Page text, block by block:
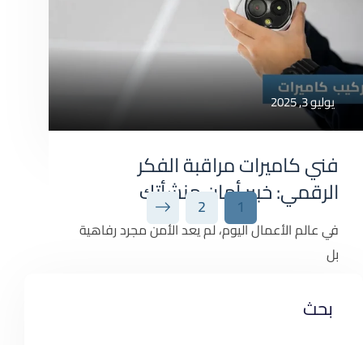
صيانة كاميرات
يوليو 3, 2025
فني كاميرات مراقبة الفكر
الرقمي: خبير أمان منشأتك
في عالم الأعمال اليوم، لم يعد الأمن مجرد رفاهية
بل
1
2
بحث